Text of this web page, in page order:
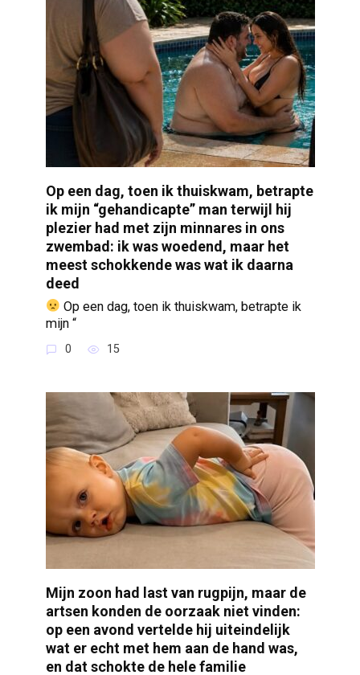
Op een dag, toen ik thuiskwam, betrapte
ik mijn “gehandicapte” man terwijl hij
plezier had met zijn minnares in ons
zwembad: ik was woedend, maar het
meest schokkende was wat ik daarna
deed
Op een dag, toen ik thuiskwam, betrapte ik
mijn “
0 15
Mijn zoon had last van rugpijn, maar de
artsen konden de oorzaak niet vinden:
op een avond vertelde hij uiteindelijk
wat er echt met hem aan de hand was,
en dat schokte de hele familie